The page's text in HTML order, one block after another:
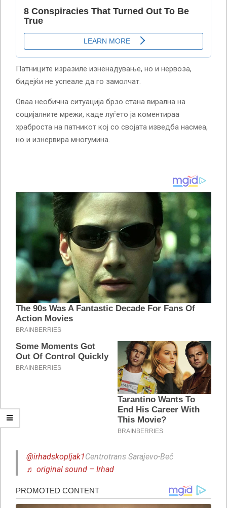
Патниците изразиле изненадување, но и нервоза,
бидејќи не успеале да го замолчат.
Оваа необична ситуација брзо стана вирална на
социјалните мрежи, каде луѓето ја коментираа
храброста на патникот кој со својата изведба насмеа,
но и изнервира многумина.
@irhadskopljak1Centrotrans Sarajevo-Beč
♬ original sound – Irhad